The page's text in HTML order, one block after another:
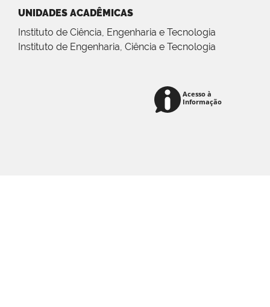
UNIDADES ACADÊMICAS
Instituto de Ciência, Engenharia e Tecnologia
Instituto de Engenharia, Ciência e Tecnologia